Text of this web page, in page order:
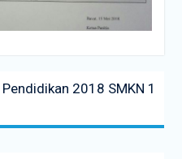
2018 SMKN 1